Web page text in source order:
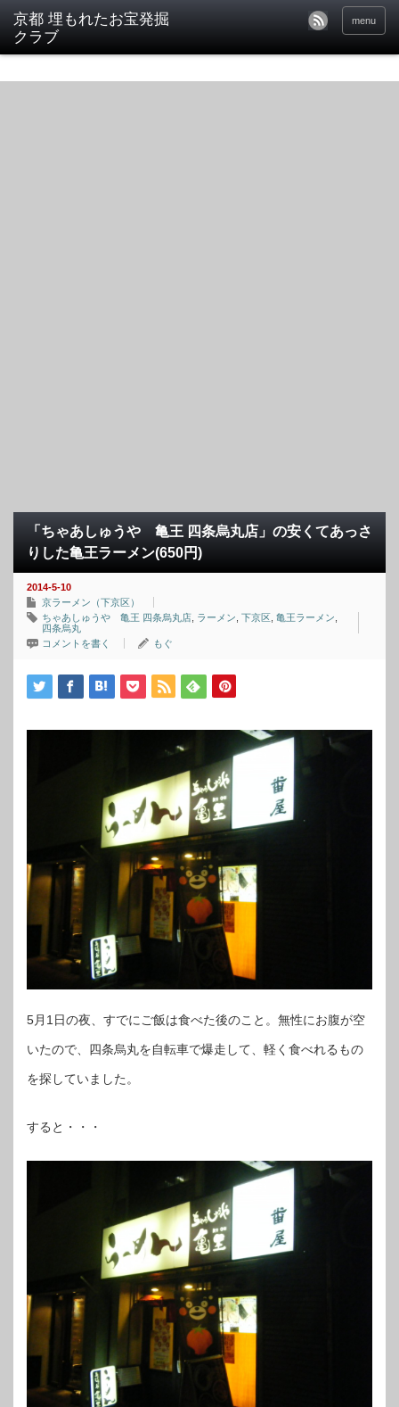
京都 埋もれたお宝発掘
クラブ
menu
「ちゃあしゅうや 亀王 四条烏丸店」の安くてあっさ
りした亀王ラーメン(650円)
2014-5-10
京ラーメン（下京区）
ちゃあしゅうや 亀王 四条烏丸店 ラーメン 下京区 亀王ラーメン
四条烏丸
コメントを書く
もぐ
5月1日の夜、すでにご飯は食べた後のこと。無性にお腹が空
いたので、四条烏丸を自転車で爆走して、軽く食べれるもの
を探していました。
すると・・・